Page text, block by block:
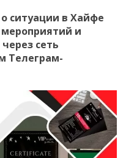
ситуации в Хайфе
и
через сеть
Телеграм-